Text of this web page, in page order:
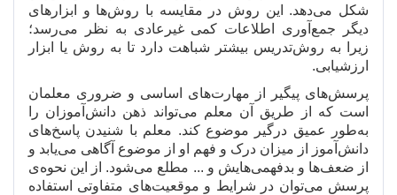
شکل میدهد. این روش در مقایسه با روشها و ابزارهای
دیگر جمع آوری اطلاعات کمی غیرعادی به نظر میرسد؛
زیرا به روشتدریس بیشتر شباهت دارد تا به روش یا ابزار
ارزشیابی.
پرسشهای پیگیر از مهارتهای اساسی و ضروری معلمان
است که از طریق آن معلم میتواند ذهن دانش آموزان را
بهطور عمیق درگیر موضوع کند. معلم با شنیدن پاسخهای
دانش آموز از میزان درک و فهم او از موضوع آگاهی مییابد و
از ضعفها و بدفهمیهایش و ... مطلع میشود. از این نحوهی
پرسش میتوان در شرایط و موقعیتهای متفاوتی استفاده